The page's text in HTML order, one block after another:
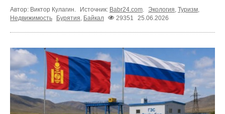
Автор: Виктор Кулагин. Источник: Babr24.com. Экология, Туризм,
Недвижимость
Бурятия, Байкал 29351 25.06.2026